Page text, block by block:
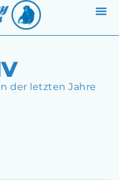
der letzten Jahre